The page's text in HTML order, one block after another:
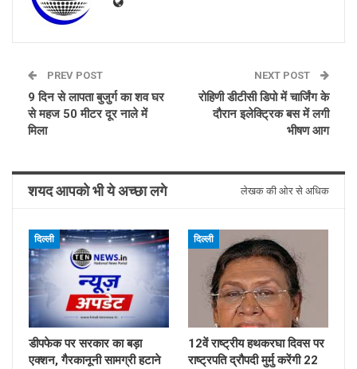
PREV POST
9 दिन से लापता बुजुर्ग का शव घर
से महज 50 मीटर दूर नाले में
मिला
NEXT POST
रोहिणी डीटीसी डिपो में चार्जिंग के
दौरान इलेक्ट्रिक बस में लगी
भीषण आग
शयद आपको भी ये अच्छा लगे लेखक की ओर से अधिक
दिल्ली
डीपफेक पर सरकार का बड़ा
एक्शन, गैरकानूनी सामग्री हटाने
दिल्ली
12वें राष्ट्रीय हथकरघा दिवस पर
राष्ट्रपति द्रौपदी मुर्मु करेंगी 22